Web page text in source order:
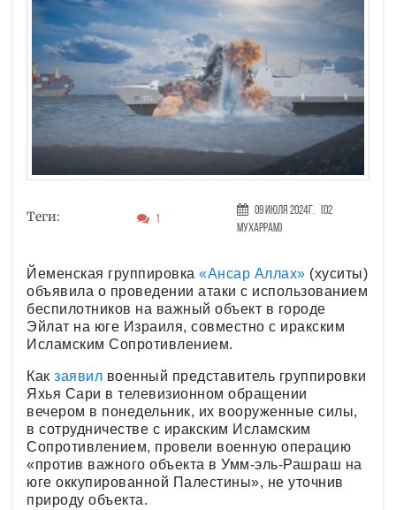
Теги: 1
09 Июля 2024г.
(02
Мухаррам)
Йеменская группировка «Ансар Аллах» (хуситы)
объявила о проведении атаки с использованием
беспилотников на важный объект в городе
Эйлат на юге Израиля, совместно с иракским
Исламским Сопротивлением.
Как заявил военный представитель группировки
Яхья Сари в телевизионном обращении
вечером в понедельник, их вооруженные силы,
в сотрудничестве с иракским Исламским
Сопротивлением, провели военную операцию
«против важного объекта в Умм-эль-Рашраш на
юге оккупированной Палестины», не уточнив
природу объекта.